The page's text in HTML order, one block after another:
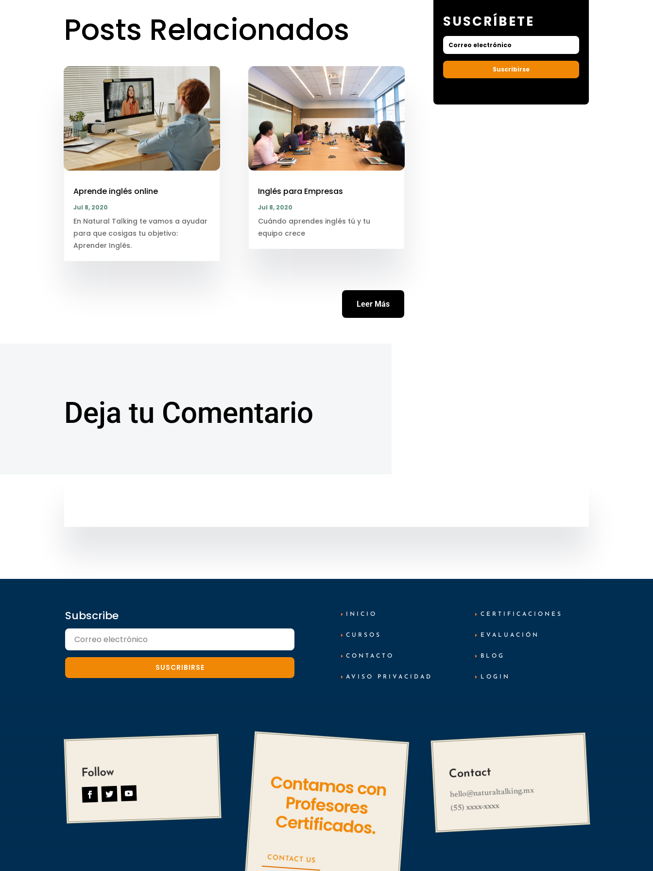
Posts Relacionados
Aprende inglés online
Jul 8, 2020
En Natural Talking te vamos a ayudar
para que cosigas tu objetivo:
Aprender Inglés.
Inglés para Empresas
Jul 8, 2020
Cuándo aprendes inglés tú y tu
equipo crece
Leer Más
SUSCRÍBETE
Suscribirse
Deja tu Comentario
Subscribe
SUSCRIBIRSE
INICIO
CURSOS
CONTACTO
AVISO PRIVACIDAD
CERTIFICACIONES
EVALUACIÓN
BLOG
LOGIN
Follow Contam
os con
Profesores
Certificados.
CONTACT US
Contact
hello@naturaltalking.mx
(55) xxxx-xxxx